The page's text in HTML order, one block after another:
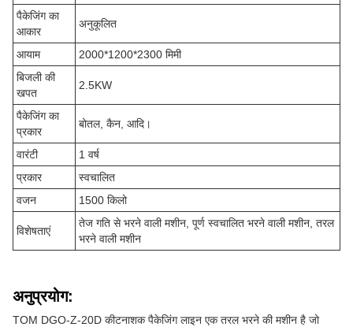
पैकेजिंग का
आकार
अनुकूलित
आयाम
2000*1200*2300 मिमी
बिजली की
खपत
2.5KW
पैकेजिंग का
प्रकार
बोतल, कैन, आदि।
वारंटी
1 वर्ष
प्रकार
स्वचालित
वजन
1500 किलो
विशेषताएं
तेज गति से भरने वाली मशीन, पूर्ण स्वचालित भरने वाली मशीन, तरल
भरने वाली मशीन
अनुप्रयोग:
TOM DGO-Z-20D कीटनाशक पैकेजिंग लाइन एक तरल भरने की मशीन है जो